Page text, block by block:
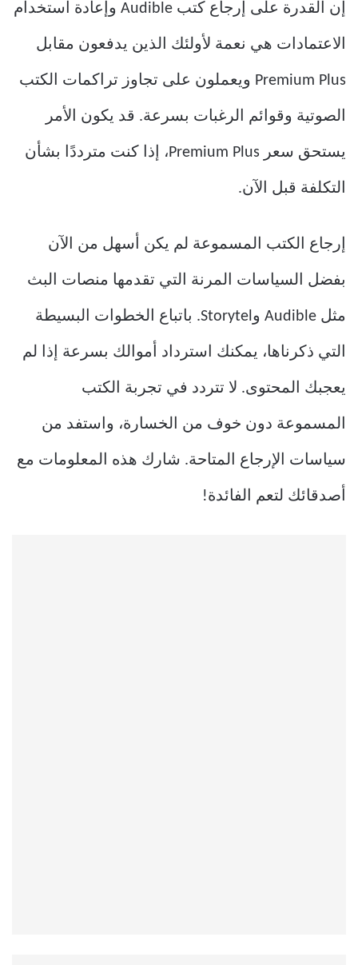
إن القدرة على إرجاع كتب Audible وإعادة استخدام
الاعتمادات هي نعمة لأولئك الذين يدفعون مقابل
Premium Plus ويعملون على تجاوز تراكمات الكتب
الصوتية وقوائم الرغبات بسرعة. قد يكون الأمر
يستحق سعر Premium Plus، إذا كنت مترددًا بشأن
التكلفة قبل الآن.
إرجاع الكتب المسموعة لم يكن أسهل من الآن
بفضل السياسات المرنة التي تقدمها منصات البث
مثل Audible وStorytel. باتباع الخطوات البسيطة
التي ذكرناها، يمكنك استرداد أموالك بسرعة إذا لم
يعجبك المحتوى. لا تتردد في تجربة الكتب
المسموعة دون خوف من الخسارة، واستفد من
سياسات الإرجاع المتاحة. شارك هذه المعلومات مع
أصدقائك لتعم الفائدة!